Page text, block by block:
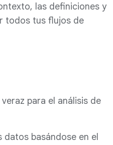
las definiciones y
todos tus flujos de
para el análisis de
basándose en el